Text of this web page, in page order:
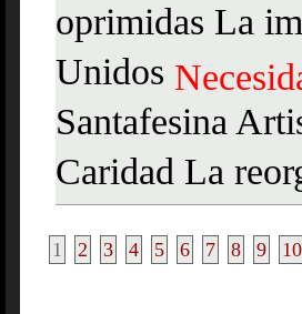
oprimidas La
Unidos
Santafesina
Caridad La
1 2 3 4 5 6 7 8 9 10